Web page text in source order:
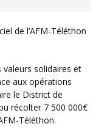
aux opérations
le District de
récolter 7 500 000€
Téléthon.